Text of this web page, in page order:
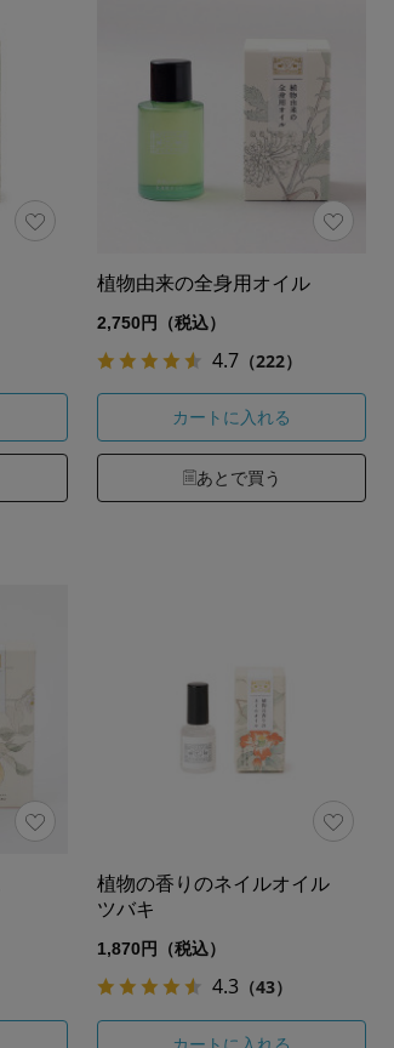
植物由来の全身用オイル
2,750円（税込）
4.7 （222）
カートに入れる
あとで買う
植物の香りのネイルオイル
ツバキ
1,870円（税込）
4.3 （43）